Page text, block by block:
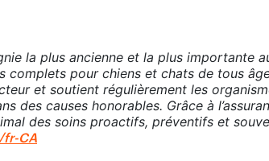
la plus ancienne et la plus importante
pour chiens et chats de tous
et soutient régulièrement les
des causes honorables. Grâce à
des soins proactifs, préventifs et
fr-CA